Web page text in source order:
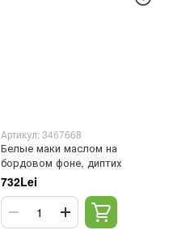
Артикул: 3467668
Белые маки маслом на
бордовом фоне, диптих
732Lei